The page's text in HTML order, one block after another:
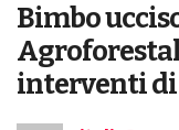
Bimbo
interventi di